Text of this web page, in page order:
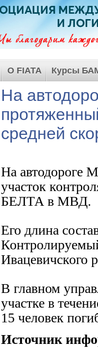
О FIATA Курсы
На
средней
На автодороге
участок
БЕЛТА в МВД.
Его длина
Ивацевичского
В главном
участке в
15 человек
Источник